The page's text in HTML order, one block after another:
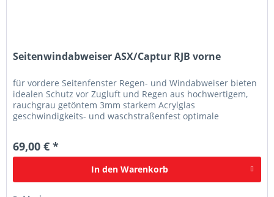
Seitenwindabweiser ASX/Captur RJB vorne
für vordere Seitenfenster Regen- und Windabweiser bieten
idealen Schutz vor Zugluft und Regen aus hochwertigem,
rauchgrau getöntem 3mm starkem Acrylglas
geschwindigkeits- und waschstraßenfest optimale
69,00 € *
In den Warenkorb